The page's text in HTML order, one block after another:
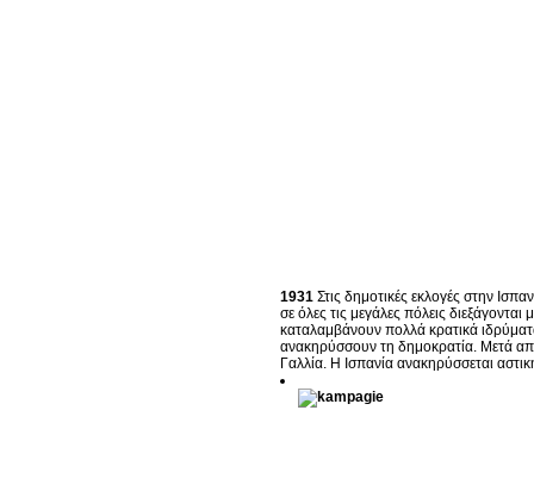
1931 Στις δημοτικές εκλογές στην
σε όλες τις μεγάλες πόλεις
καταλαμβάνουν πολλά κρατικά
ανακηρύσσουν τη δημοκρατία. Μετά
Γαλλία. Η Ισπανία ανακηρύσσεται